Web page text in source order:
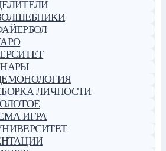
ЛИЧНОСТИ
ИГРА